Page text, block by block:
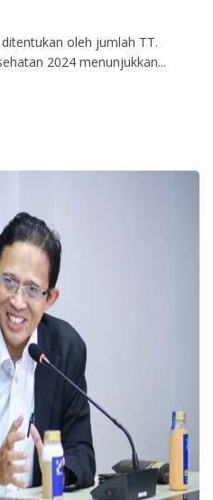
oleh jumlah TT.
2024 menunjukkan...